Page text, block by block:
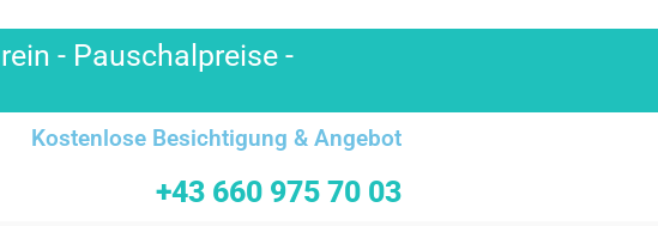
- Pauschalpreise -
Kostenlose Besichtigung & Angebot
+43 660 975 70 03